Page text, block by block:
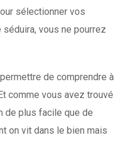
sélectionner vos
vous ne pourrez
de comprendre à
comme vous avez trouvé
de plus facile que de
on vit dans le bien mais